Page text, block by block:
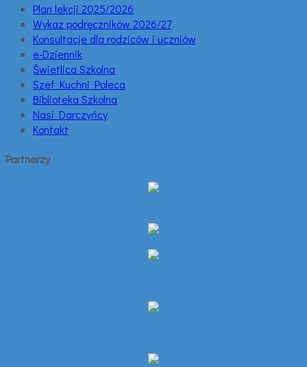
Plan lekcji 2025/2026
Wykaz podręczników 2026/27
Konsultacje dla rodziców i uczniów
e-Dziennik
Świetlica Szkolna
Szef Kuchni Poleca
Biblioteka Szkolna
Nasi Darczyńcy
Kontakt
Partnerzy